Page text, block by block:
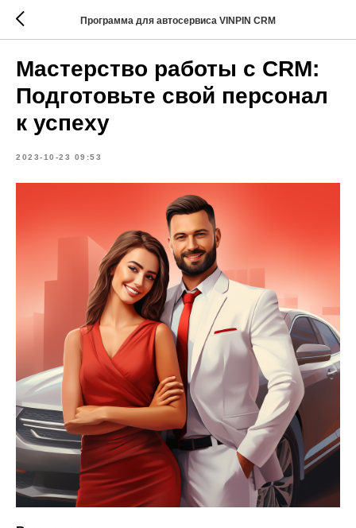
Программа для автосервиса VINPIN CRM
Мастерство работы с CRM:
Подготовьте свой персонал
к успеху
2023-10-23 09:53